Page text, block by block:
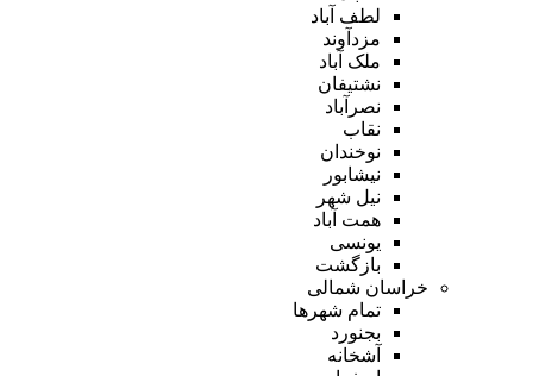
لطف آباد
مزدآوند
ملک آباد
نشتیفان
نصرآباد
نقاب
نوخندان
نیشابور
نیل شهر
همت آباد
یونسی
بازگشت
خراسان شمالی
تمام شهر‌ها
بجنورد
آشخانه